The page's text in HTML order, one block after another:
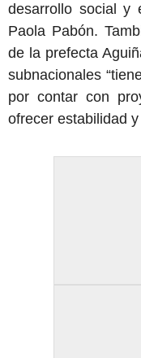
desarrollo social y
Paola Pabón.
de la prefecta
subnacionales
por contar con
ofrecer estabilidad